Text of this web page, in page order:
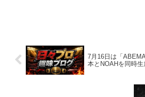
7月16日は「
本とNOAHを同時生